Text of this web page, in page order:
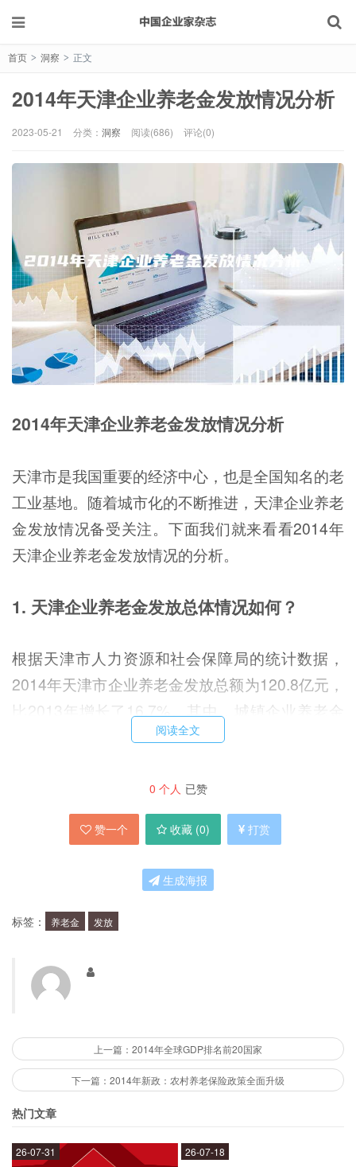
首页 > 洞察 > 正文
2014年天津企业养老金发放情况分析
2023-05-21 分类： 洞察 阅读(686) 评论(0)
2014年天津企业养老金发放情况分析
天津市是我国重要的经济中心，也是全国知名的老
工业基地。随着城市化的不断推进，天津企业养老
金发放情况备受关注。下面我们就来看看2014年
天津企业养老金发放情况的分析。
1. 天津企业养老金发放总体情况如何？
根据天津市人力资源和社会保障局的统计数据，
2014年天津市企业养老金发放总额为120.8亿元，
比2013年增长了16.7%。其中，城镇企业养老金
发放总额为103.4亿元，增长了17.1%；农村企业
见，天津企业养老金发放总体呈现出稳步增长的趋
2. 养老金发放涉及的人数有多少？
据天津市人力资源和社会保障局的统计数据，
人，其中城镇职工养老金发放人数约为120万人，
农村职工养老金发放人数约为30万人。这也说明
3. 天津企业养老金发放存在哪些问题？
市社保工作情况时指出，天津企业养老金发放存在
阅读全文
0 个人 已赞
赞一个 收藏 (0) 打赏
生成海报
标签： 养老金 发放
上一篇：2014年全球GDP排名前20国家
下一篇：2014年新政：农村养老保险政策全面升级
热门文章
26-07-31 26-07-18